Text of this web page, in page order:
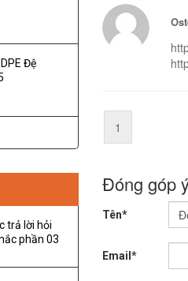
1
Đóng góp
Tên*
Email*
Đệ
trả lời hỏi
phần 03